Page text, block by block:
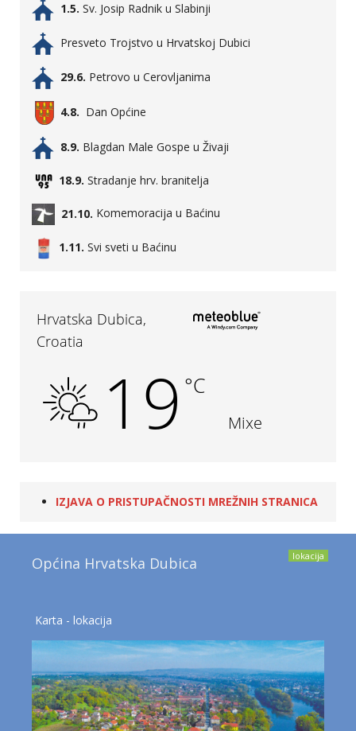
1.5. Sv. Josip Radnik u Slabinji
Presveto Trojstvo u Hrvatskoj Dubici
29.6. Petrovo u Cerovljanima
4.8. Dan Općine
8.9. Blagdan Male Gospe u Živaji
18.9. Stradanje hrv. branitelja
21.10. Komemoracija u Baćinu
1.11. Svi sveti u Baćinu
IZJAVA O PRISTUPAČNOSTI MREŽNIH STRANICA
lokacija
Općina Hrvatska Dubica
Karta - lokacija